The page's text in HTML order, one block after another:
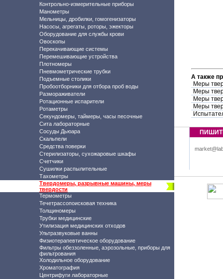
Контрольно-измерительные приборы
Манометры
Мельницы, дробилки, гомогенизаторы
Насосы, агрегаты, роторы, эжекторы
Оборудование для службы крови
Овоскопы
Перекачивающие системы
Перемешивающие устройства
Плотномеры
Пневмометрические трубки
Подъемные столики
Пробоотборники для отбора проб воды
Размораживатели
Ротационные испарители
Ротаметры
Секундомеры, таймеры, часы песочные
Сита лабораторные
Сосуды Дьюара
Скальпели
Средства поверки
Стерилизаторы, сухожаровые шкафы
Счетчики
Сушилки распылительные
Тахометры
Твердомеры, разрывные машины, меры
твердости
Термометры
Течетрассопоисковая техника
Толщиномеры
Трубки медицинские
Утилизация медицинских отходов
Ультразвуковые ванны
Физиотерапевтическое оборудование
Фильтры обеззоленные, аэрозольные, приборы для
фильтрования
Холодильное оборудование
Хроматография
Центрифуги лабораторные
А также
Меры
Меры
Меры
Меры